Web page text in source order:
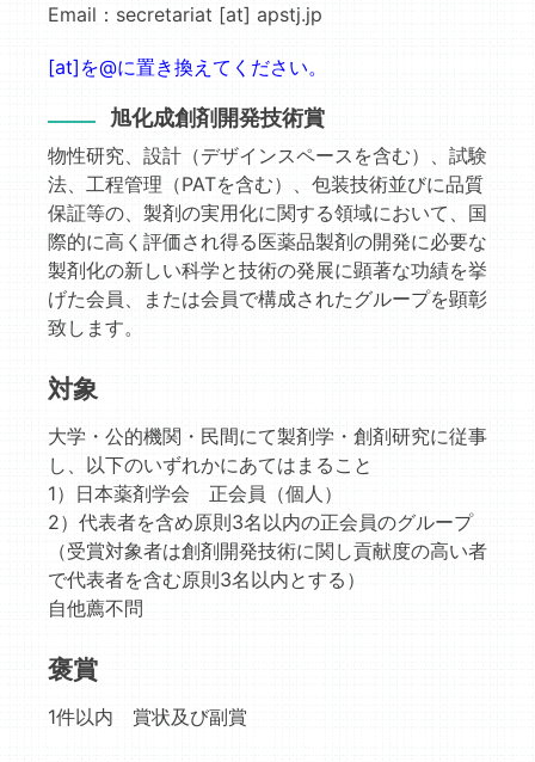
Email：secretariat [at] apstj.jp
[at]を@に置き換えてください。
旭化成創剤開発技術賞
物性研究、設計（デザインスペースを含む）、試験
法、工程管理（PATを含む）、包装技術並びに品質
保証等の、製剤の実用化に関する領域において、国
際的に高く評価され得る医薬品製剤の開発に必要な
製剤化の新しい科学と技術の発展に顕著な功績を挙
げた会員、または会員で構成されたグループを顕彰
致します。
対象
大学・公的機関・民間にて製剤学・創剤研究に従事
し、以下のいずれかにあてはまること
1）日本薬剤学会 正会員（個人）
2）代表者を含め原則3名以内の正会員のグループ
（受賞対象者は創剤開発技術に関し貢献度の高い者
で代表者を含む原則3名以内とする）
自他薦不問
褒賞
1件以内 賞状及び副賞